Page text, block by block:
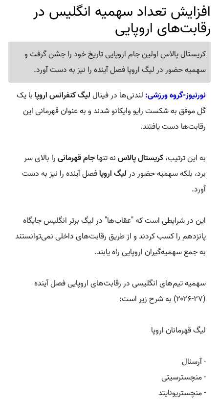
افزایش تعداد سهمیه انگلیس در
رقابت‌های اروپایی
کریستال پالاس اولین جام اروپایی تاریخ خود را جشن گرفت و
سهمیه حضور در لیگ اروپا فصل آینده را نیز به دست آورد.
نورنیوز-گروه ورزشی: لندنی‌ها در فیناللیگ کنفرانس اروپابا یک
گل موفق به شکست رایو وایکانو شدند و به عنوان قهرمانی این
رقابت‌ها دست یافتند.
به این ترتیب،کریستال پالاسنه تنهاجام قهرمانیرا بالای سر
برد، بلکه سهمیه حضور درلیگ اروپافصل آینده را نیز به دست
آورد.
این در شرایطی است که "عقاب‌ها" در لیگ برتر انگلیس جایگاه
پانزدهم را کسب کردند و از طریق رقابت‌های داخلی نمی‌توانستند
به جمع سهمیه‌گیران اروپایی راه یابند.
سهمیه تیم‌های انگلیسی در رقابت‌های اروپایی فصل آینده
(۲۷-۲۰۲۶) به شرح زیر است:
لیگ قهرمانان اروپا
- آرسنال
- منچسترسیتی
- منچستریونایتد